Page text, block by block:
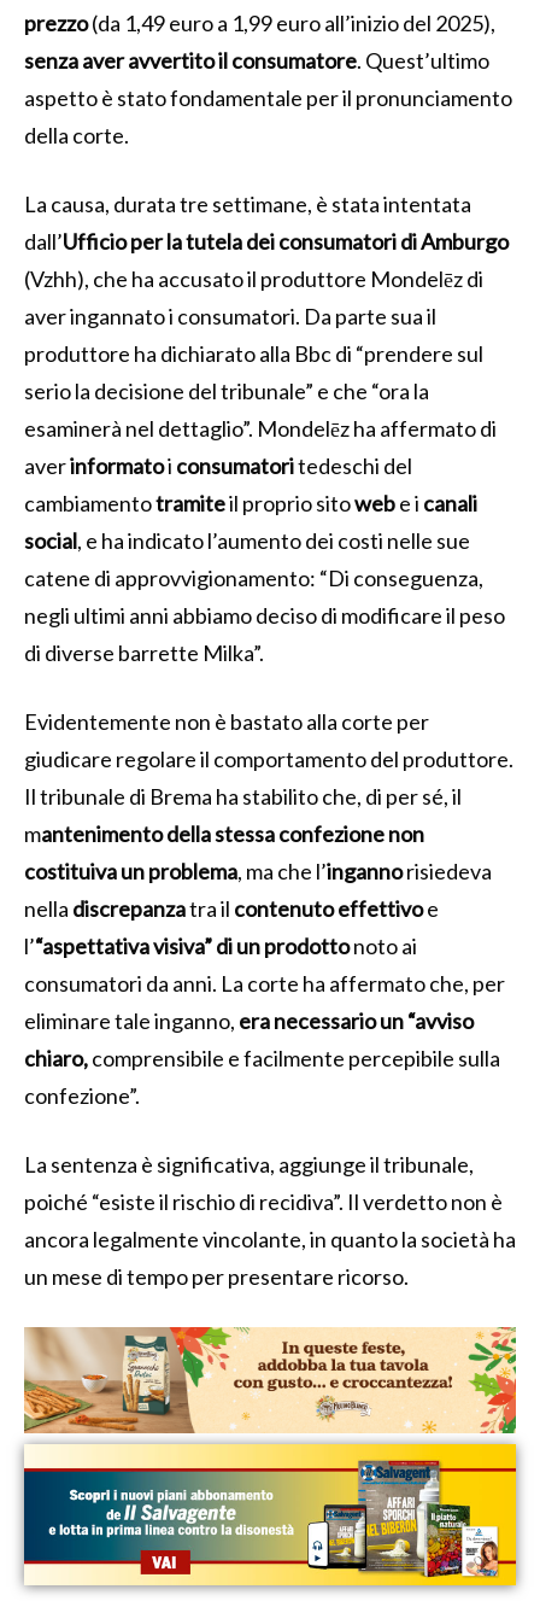
prezzo(da 1,49 euro a 1,99 euro all’inizio del 2025),
senza aver avvertito il consumatore. Quest’ultimo
aspetto è stato fondamentale per il pronunciamento
della corte.
La causa, durata tre settimane, è stata intentata
dall’Ufficio per la tutela dei consumatori di Amburgo
(Vzhh), che ha accusato il produttore Mondelēz di
aver ingannato i consumatori. Da parte sua il
produttore ha dichiarato alla Bbc di “prendere sul
serio la decisione del tribunale” e che “ora la
esaminerà nel dettaglio”. Mondelēz ha affermato di
averinformatoi consumatoritedeschi del
cambiamentotramiteil proprio sitowebe i canali
social, e ha indicato l’aumento dei costi nelle sue
catene di approvvigionamento: “Di conseguenza,
negli ultimi anni abbiamo deciso di modificare il peso
di diverse barrette Milka”.
Evidentemente non è bastato alla corte per
giudicare regolare il comportamento del produttore.
Il tribunale di Brema ha stabilito che, di per sé, il
mantenimento della stessa confezione non
costituiva un problema, ma che l’ingannorisiedeva
nella discrepanzatra il contenutoeffettivoe
l’“aspettativa visiva” di un prodottonoto ai
consumatori da anni. La corte ha affermato che, per
eliminare tale inganno, era necessario un “avviso
chiaro,comprensibile e facilmente percepibile sulla
confezione”.
La sentenza è significativa, aggiunge il tribunale,
poiché “esiste il rischio di recidiva”. Il verdetto non è
ancora legalmente vincolante, in quanto la società ha
un mese di tempo per presentare ricorso.